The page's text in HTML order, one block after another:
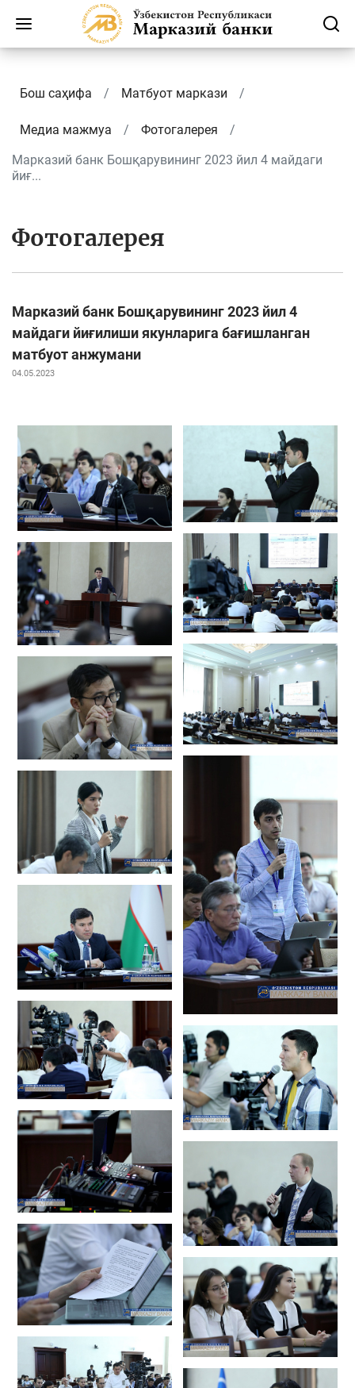
Бош саҳифа Матбуот маркази
Медиа мажмуа
Фотогалерея
Марказий банк Бошқарувининг 2023 йил 4 майдаги
йиғ...
Фотогалерея
Марказий банк Бошқарувининг 2023 йил 4
майдаги йиғилиши якунларига бағишланган
матбуот анжумани
04.05.2023